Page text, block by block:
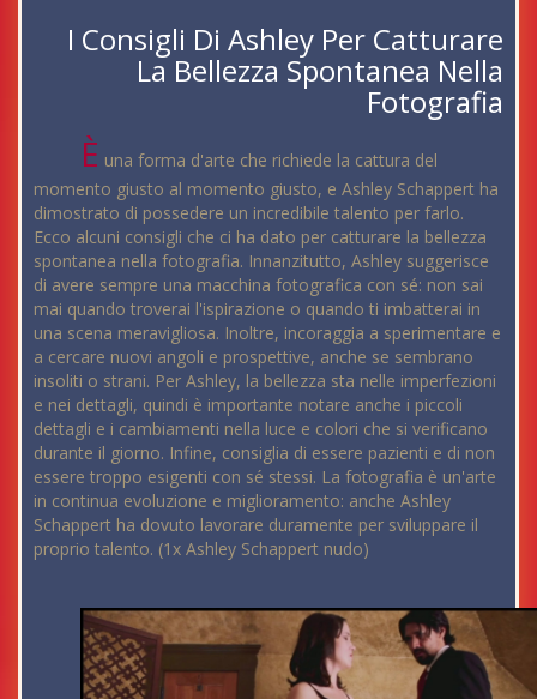
I Consigli Di Ashley Per Catturare
La Bellezza Spontanea Nella
Fotografia
È una forma d'arte che richiede la cattura del
momento giusto al momento giusto, e Ashley Schappert ha
dimostrato di possedere un incredibile talento per farlo.
Ecco alcuni consigli che ci ha dato per catturare la bellezza
spontanea nella fotografia. Innanzitutto, Ashley suggerisce
di avere sempre una macchina fotografica con sé: non sai
mai quando troverai l'ispirazione o quando ti imbatterai in
una scena meravigliosa. Inoltre, incoraggia a sperimentare e
a cercare nuovi angoli e prospettive, anche se sembrano
insoliti o strani. Per Ashley, la bellezza sta nelle imperfezioni
e nei dettagli, quindi è importante notare anche i piccoli
dettagli e i cambiamenti nella luce e colori che si verificano
durante il giorno. Infine, consiglia di essere pazienti e di non
essere troppo esigenti con sé stessi. La fotografia è un'arte
in continua evoluzione e miglioramento: anche Ashley
Schappert ha dovuto lavorare duramente per sviluppare il
proprio talento. (1x Ashley Schappert nudo)